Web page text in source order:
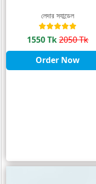
লেদার স্যান্ডেল
1550 Tk2050 Tk
Order Now